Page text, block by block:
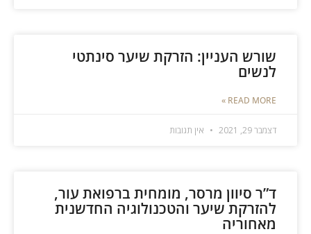
שורש העניין: הזרקת שיער סינתטי
לנשים
READ MORE »
דצמבר 29, 2021 אין תגובות
ד”ר סיוון מרסר, מומחית ברפואת עור,
להזרקת שיער והטכנולוגיה החדשנית
מאחוריה